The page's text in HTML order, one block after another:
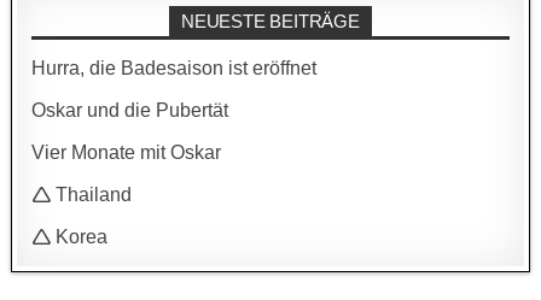
NEUESTE BEITRÄGE
Hurra, die Badesaison ist eröffnet
Oskar und die Pubertät
Vier Monate mit Oskar
🛆 Thailand
🛆 Korea